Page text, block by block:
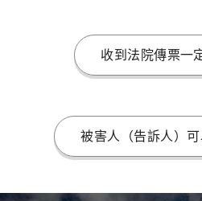
收到法院傳票一
被害人（告訴人）